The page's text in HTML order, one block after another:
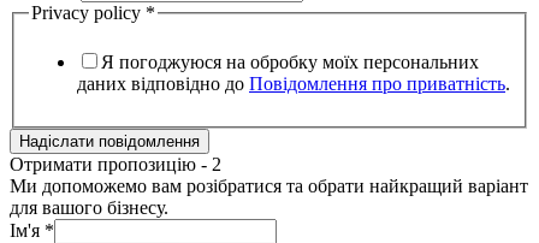
Privacy policy *
Я погоджуюся на обробку моїх персональних
даних відповідно до Повідомлення про приватність.
Надіслати повідомлення
Отримати пропозицію - 2
Ми допоможемо вам розібратися та обрати найкращий варіант
для вашого бізнесу.
Ім'я *